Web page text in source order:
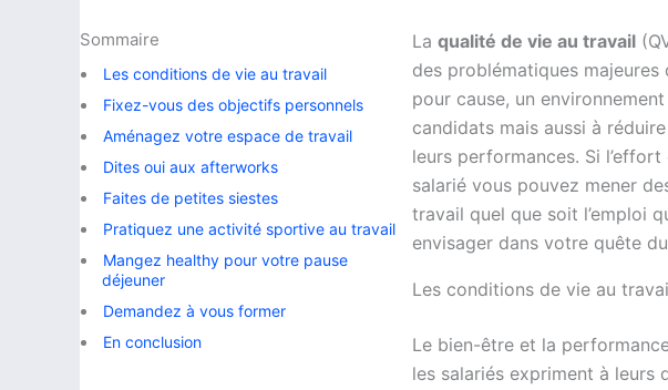
Sommaire
Les conditions de vie au travail
Fixez-vous des objectifs personnels
Aménagez votre espace de travail
Dites oui aux afterworks
Faites de petites siestes
Pratiquez une activité sportive au travail
Mangez healthy pour votre pause
déjeuner
Demandez à vous former
En conclusion
La qualité de vie au travail
des problématiques majeures
pour cause, un
candidats mais aussi à
leurs performances. Si
salarié vous pouvez mener
travail quel que soit l’emploi
envisager dans votre quête du
Les conditions de vie au
Le bien-être et la
les salariés expriment à leurs